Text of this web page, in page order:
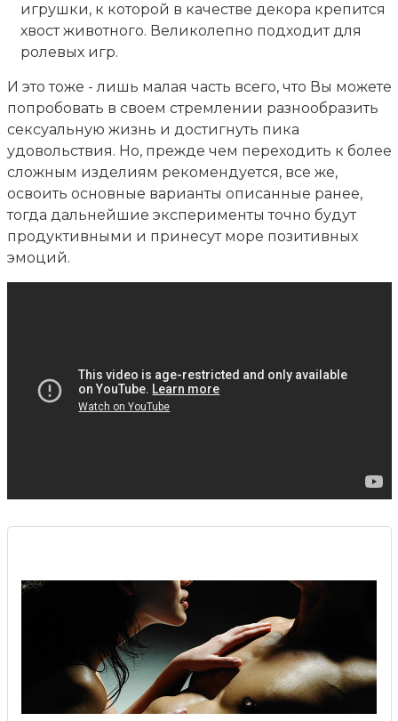
игрушки, к которой в качестве декора крепится
хвост животного. Великолепно подходит для
ролевых игр.
И это тоже - лишь малая часть всего, что Вы можете
попробовать в своем стремлении разнообразить
сексуальную жизнь и достигнуть пика
удовольствия. Но, прежде чем переходить к более
сложным изделиям рекомендуется, все же,
освоить основные варианты описанные ранее,
тогда дальнейшие эксперименты точно будут
продуктивными и принесут море позитивных
эмоций.